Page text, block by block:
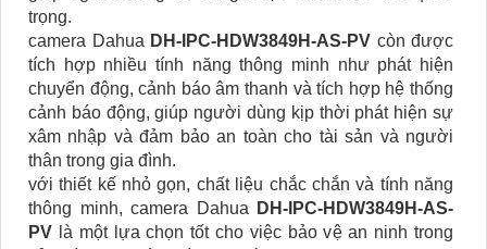
trọng.
camera Dahua DH-IPC-HDW3849H-AS-PV còn được
tích hợp nhiều tính năng thông minh như phát hiện
chuyển động, cảnh báo âm thanh và tích hợp hệ thống
cảnh báo động, giúp người dùng kịp thời phát hiện sự
xâm nhập và đảm bảo an toàn cho tài sản và người
thân trong gia đình.
với thiết kế nhỏ gọn, chất liệu chắc chắn và tính năng
thông minh, camera Dahua
DH-IPC-HDW3849H-AS-
PV là một lựa chọn tốt cho việc bảo vệ an ninh trong